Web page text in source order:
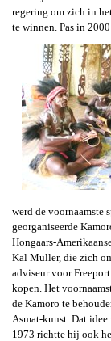
regering om zich in
te winnen. Pas in
werd de voornaamste
georganiseerde
Hongaars-
Kal Muller, die zich
adviseur voor
kopen. Het
de Kamoro te
Asmat-kunst. Dat
1973 richtte hij ook